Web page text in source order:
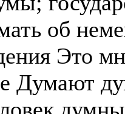
об
Это
Думают